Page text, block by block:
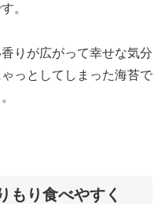
。
りが広がって幸せな気分
っとしてしまった海苔で
もり食べやすく